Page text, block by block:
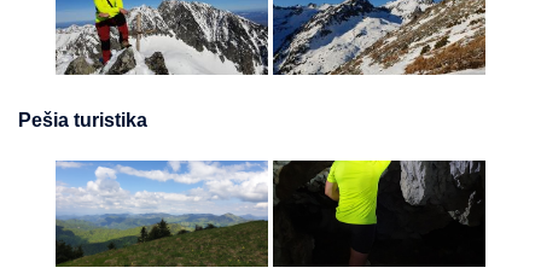
Pešia turistika